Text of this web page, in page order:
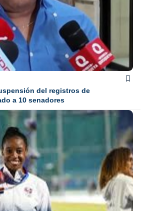
del registros de
a 10 senadores